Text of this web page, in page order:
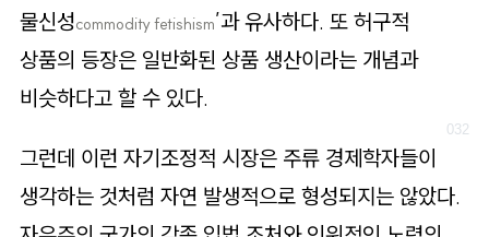
물신성commodity fetishism’과 유사하다. 또 허구적
상품의 등장은 일반화된 상품 생산이라는 개념과
비슷하다고 할 수 있다.
그런데 이런 자기조정적 시장은 주류 경제학자들이
생각하는 것처럼 자연 발생적으로 형성되지는 않았다.